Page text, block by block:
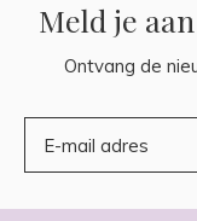
Meld je
Ontvang de